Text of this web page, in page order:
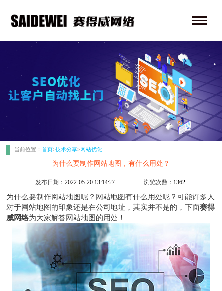
当前位置：首页>技术分享>网站优化
为什么要制作网站地图，有什么用处？
发布日期：2022-05-20 13:14:27 浏览次数： 1362
为什么要制作网站地图呢？网站地图有什么用处呢？可能许多人
对于网站地图的印象还是在公司地址，其实并不是的，下面赛得
威网络为大家解答网站地图的用处！